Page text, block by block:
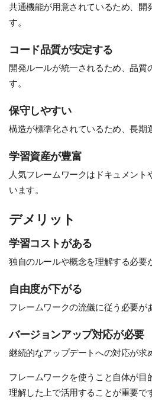
共通機能が用意されているため、開
す。
コード品質が安定する
開発ルールが統一されるため、品質
す。
保守しやすい
構造が標準化されているため、長期
学習資産が豊富
人気フレームワークはドキュメント
います。
デメリット
学習コストがある
独自のルールや概念を理解する必要
自由度が下がる
フレームワークの流儀に従う必要が
バージョンアップ対応が必要
継続的なアップデートへの対応が求
フレームワークを使うこと自体が目
理解した上で活用することが重要で